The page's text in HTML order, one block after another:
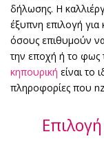
δήλωσης. Η
έξυπνη επιλογή
όσους επιθυμούν
την εποχή ή το φως
κηπουρική είναι το
πληροφορίες που